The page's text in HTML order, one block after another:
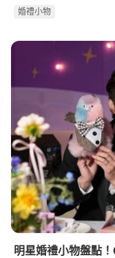
少買會不會失禮？哪
婚禮⼩物
明星婚禮小物盤點